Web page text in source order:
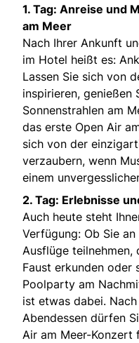
1. Tag: Anreise und
am Meer
Nach Ihrer Ankunft
im Hotel heißt es:
Lassen Sie sich von
inspirieren, genießen
Sonnenstrahlen am
das erste Open Air
sich von der
verzaubern, wenn
einem
2. Tag: Erlebnisse
Auch heute steht
Verfügung: Ob Sie
Ausflüge teilnehmen,
Faust erkunden oder
Poolparty am
ist etwas dabei.
Abendessen dürfen
Air am Meer-Konzert